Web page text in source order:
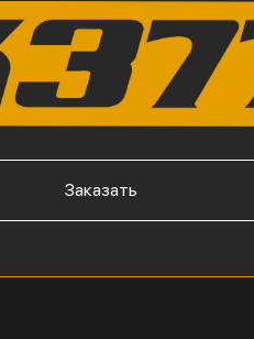
Заказать